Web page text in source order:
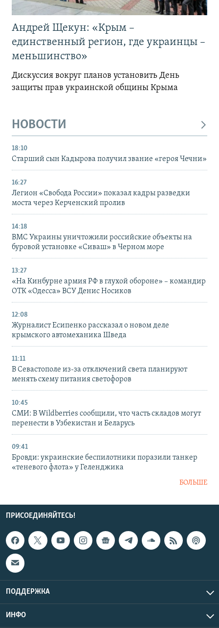
Андрей Щекун: «Крым –
единственный регион, где украинцы –
меньшинство»
Дискуссия вокруг планов установить День
защиты прав украинской общины Крыма
НОВОСТИ
18:10
Старший сын Кадырова получил звание «героя Чечни»
16:27
Легион «Свобода России» показал кадры разведки
моста через Керченский пролив
14:18
ВМС Украины уничтожили российские объекты на
буровой установке «Сиваш» в Черном море
13:27
«На Кинбурне армия РФ в глухой обороне» – командир
ОТК «Одесса» ВСУ Денис Носиков
12:08
Журналист Есипенко рассказал о новом деле
крымского автомеханика Шведа
11:11
В Севастополе из-за отключений света планируют
менять схему питания светофоров
10:45
СМИ: В Wildberries сообщили, что часть складов могут
перенести в Узбекистан и Беларусь
09:41
Бровди: украинские беспилотники поразили танкер
«теневого флота» у Геленджика
БОЛЬШЕ
ПРИСОЕДИНЯЙТЕСЬ!
ПОДДЕРЖКА
ИНФО